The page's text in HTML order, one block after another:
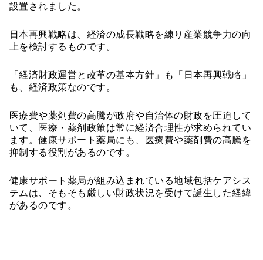
設置されました。
日本再興戦略は、経済の成長戦略を練り産業競争力の向
上を検討するものです。
「経済財政運営と改革の基本方針」も「日本再興戦略」
も、経済政策なのです。
医療費や薬剤費の高騰が政府や自治体の財政を圧迫して
いて、医療・薬剤政策は常に経済合理性が求められてい
ます。健康サポート薬局にも、医療費や薬剤費の高騰を
抑制する役割があるのです。
健康サポート薬局が組み込まれている地域包括ケアシス
テムは、そもそも厳しい財政状況を受けて誕生した経緯
があるのです。